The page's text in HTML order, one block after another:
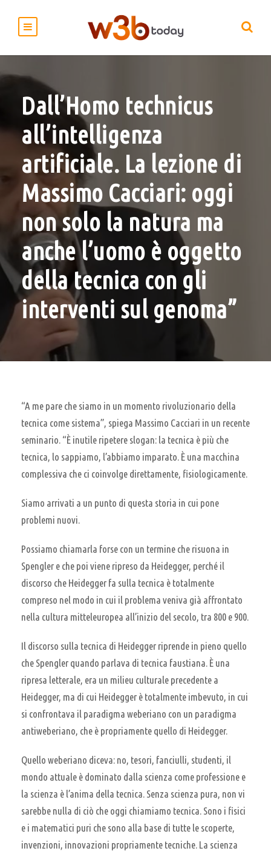
Dall’Homo technicus
all’intelligenza
artificiale. La lezione di
Massimo Cacciari: oggi
non solo la natura ma
anche l’uomo è oggetto
della tecnica con gli
interventi sul genoma”
“A me pare che siamo in un momento rivoluzionario della
tecnica come sistema”, spiega Massimo Cacciari in un recente
seminario. “È inutile ripetere slogan: la tecnica è più che
tecnica, lo sappiamo, l’abbiamo imparato. È una macchina
complessiva che ci coinvolge direttamente, fisiologicamente.
Siamo arrivati a un punto di questa storia in cui pone
problemi nuovi.
Possiamo chiamarla forse con un termine che risuona in
Spengler e che poi viene ripreso da Heidegger, perché il
discorso che Heidegger fa sulla tecnica è totalmente
compreso nel modo in cui il problema veniva già affrontato
nella cultura mitteleuropea all’inizio del secolo, tra 800 e 900.
Il discorso sulla tecnica di Heidegger riprende in pieno quello
che Spengler quando parlava di tecnica faustiana. È una
ripresa letterale, era un milieu culturale precedente a
Heidegger, ma di cui Heidegger è totalmente imbevuto, in cui
si confrontava il paradigma weberiano con un paradigma
antiweberiano, che è propriamente quello di Heidegger.
Quello weberiano diceva: no, tesori, fanciulli, studenti, il
mondo attuale è dominato dalla scienza come professione e
la scienza è l’anima della tecnica. Senza scienza pura, non vi
sarebbe nulla di ciò che oggi chiamiamo tecnica. Sono i fisici
e i matematici puri che sono alla base di tutte le scoperte,
invenzioni, innovazioni propriamente tecniche. La scienza